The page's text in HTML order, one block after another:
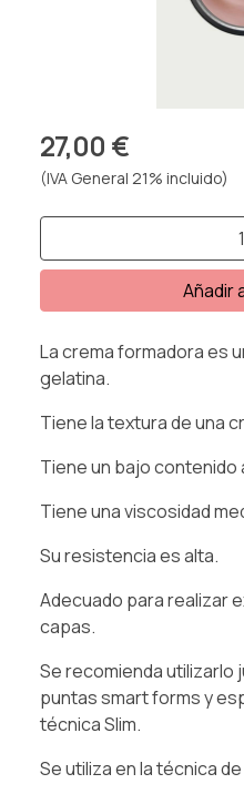
27,00 €
(IVA General 21% incluido)
Añadir
La crema formadora es
gelatina.
Tiene la textura de una
Tiene un bajo contenido
Tiene una viscosidad
Su resistencia es alta.
Adecuado para realizar
capas.
Se recomienda utilizarlo
puntas smart forms y
técnica Slim.
Se utiliza en la técnica